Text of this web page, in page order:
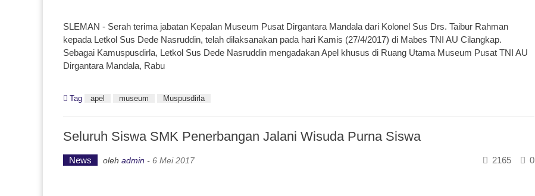
SLEMAN - Serah terima jabatan Kepalan Museum Pusat Dirgantara Mandala dari Kolonel Sus Drs. Taibur Rahman
kepada Letkol Sus Dede Nasruddin, telah dilaksanakan pada hari Kamis (27/4/2017) di Mabes TNI AU Cilangkap.
Sebagai Kamuspusdirla, Letkol Sus Dede Nasruddin mengadakan Apel khusus di Ruang Utama Museum Pusat TNI AU
Dirgantara Mandala, Rabu
Tag apel museum Muspusdirla
Seluruh Siswa SMK Penerbangan Jalani Wisuda Purna Siswa
News oleh admin - 6 Mei 2017 0
2165